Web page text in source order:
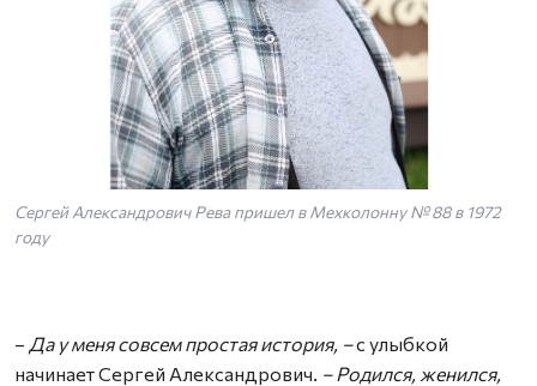
Сергей Александрович Рева пришел в Мехколонну № 88 в 1972
году
– Да у меня совсем простая история, –с улыбкой
начинает Сергей Александрович. – Родился, женился,